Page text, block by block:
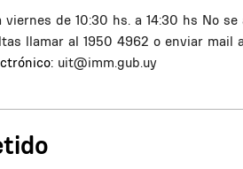
viernes de 10:30 hs. a 14:30 hs No se
llamar al 1950 4962 o enviar mail
uit@imm.gub.uy